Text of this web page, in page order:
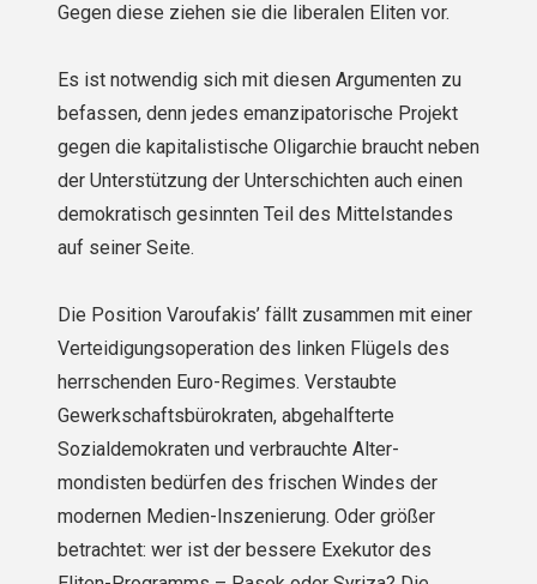
Gegen diese ziehen sie die liberalen Eliten vor.
Es ist notwendig sich mit diesen Argumenten zu
befassen, denn jedes emanzipatorische Projekt
gegen die kapitalistische Oligarchie braucht neben
der Unterstützung der Unterschichten auch einen
demokratisch gesinnten Teil des Mittelstandes
auf seiner Seite.
Die Position Varoufakis’ fällt zusammen mit einer
Verteidigungsoperation des linken Flügels des
herrschenden Euro-Regimes. Verstaubte
Gewerkschaftsbürokraten, abgehalfterte
Sozialdemokraten und verbrauchte Alter­
mondisten bedürfen des frischen Windes der
modernen Medien-Inszenierung. Oder größer
betrachtet: wer ist der bessere Exekutor des